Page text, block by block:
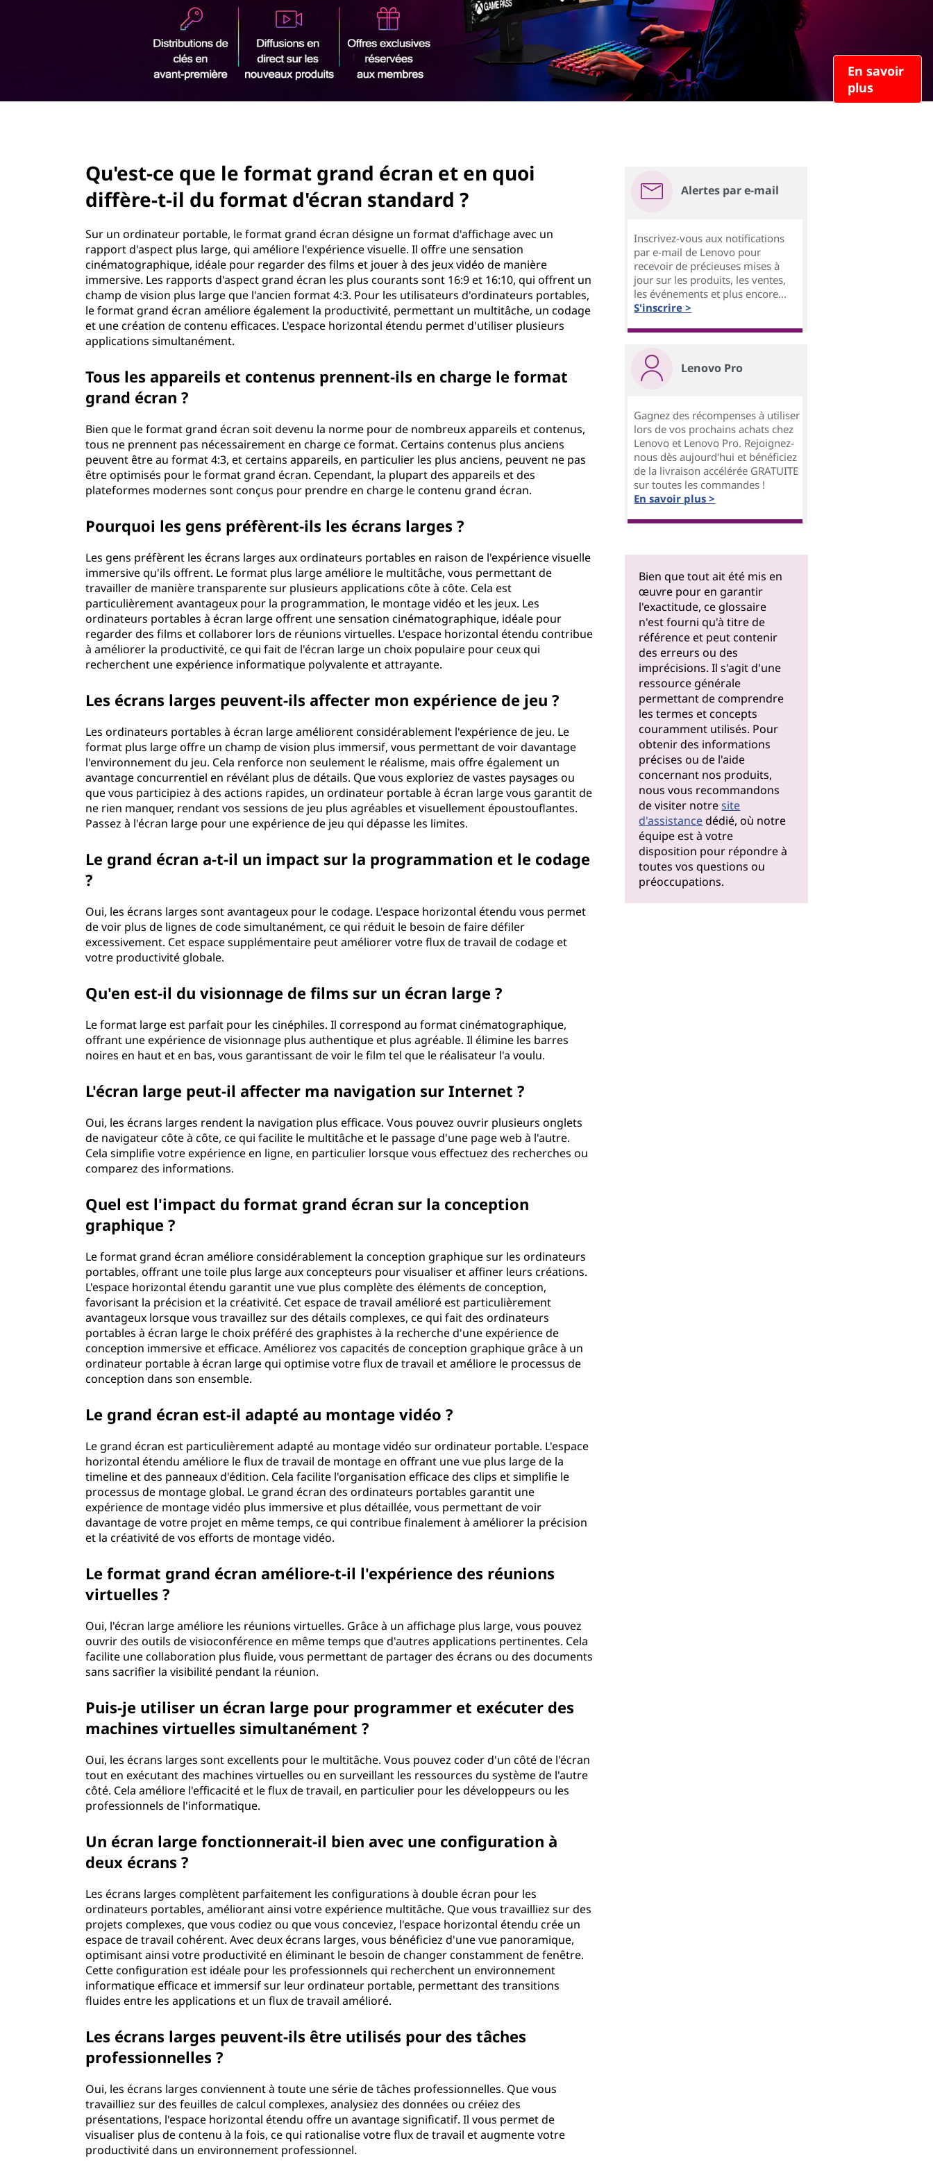
a
En savoir
plus
Qu'est-ce que le format grand écran et en quoi
diffère-t-il du format d'écran standard ?
Sur un ordinateur portable, le format grand écran désigne un format d'affichage avec un
rapport d'aspect plus large, qui améliore l'expérience visuelle. Il offre une sensation
cinématographique, idéale pour regarder des films et jouer à des jeux vidéo de manière
immersive. Les rapports d'aspect grand écran les plus courants sont 16:9 et 16:10, qui offrent un
champ de vision plus large que l'ancien format 4:3. Pour les utilisateurs d'ordinateurs portables,
le format grand écran améliore également la productivité, permettant un multitâche, un codage
et une création de contenu efficaces. L'espace horizontal étendu permet d'utiliser plusieurs
applications simultanément.
Tous les appareils et contenus prennent-ils en charge le format
grand écran ?
Bien que le format grand écran soit devenu la norme pour de nombreux appareils et contenus,
tous ne prennent pas nécessairement en charge ce format. Certains contenus plus anciens
peuvent être au format 4:3, et certains appareils, en particulier les plus anciens, peuvent ne pas
être optimisés pour le format grand écran. Cependant, la plupart des appareils et des
plateformes modernes sont conçus pour prendre en charge le contenu grand écran.
Pourquoi les gens préfèrent-ils les écrans larges ?
Les gens préfèrent les écrans larges aux ordinateurs portables en raison de l'expérience visuelle
immersive qu'ils offrent. Le format plus large améliore le multitâche, vous permettant de
travailler de manière transparente sur plusieurs applications côte à côte. Cela est
particulièrement avantageux pour la programmation, le montage vidéo et les jeux. Les
ordinateurs portables à écran large offrent une sensation cinématographique, idéale pour
regarder des films et collaborer lors de réunions virtuelles. L'espace horizontal étendu contribue
à améliorer la productivité, ce qui fait de l'écran large un choix populaire pour ceux qui
recherchent une expérience informatique polyvalente et attrayante.
Les écrans larges peuvent-ils affecter mon expérience de jeu ?
Les ordinateurs portables à écran large améliorent considérablement l'expérience de jeu. Le
format plus large offre un champ de vision plus immersif, vous permettant de voir davantage
l'environnement du jeu. Cela renforce non seulement le réalisme, mais offre également un
avantage concurrentiel en révélant plus de détails. Que vous exploriez de vastes paysages ou
que vous participiez à des actions rapides, un ordinateur portable à écran large vous garantit de
ne rien manquer, rendant vos sessions de jeu plus agréables et visuellement époustouflantes.
Passez à l'écran large pour une expérience de jeu qui dépasse les limites.
Le grand écran a-t-il un impact sur la programmation et le codage
?
Oui, les écrans larges sont avantageux pour le codage. L'espace horizontal étendu vous permet
de voir plus de lignes de code simultanément, ce qui réduit le besoin de faire défiler
excessivement. Cet espace supplémentaire peut améliorer votre flux de travail de codage et
votre productivité globale.
Qu'en est-il du visionnage de films sur un écran large ?
Le format large est parfait pour les cinéphiles. Il correspond au format cinématographique,
offrant une expérience de visionnage plus authentique et plus agréable. Il élimine les barres
noires en haut et en bas, vous garantissant de voir le film tel que le réalisateur l'a voulu.
L'écran large peut-il affecter ma navigation sur Internet ?
Oui, les écrans larges rendent la navigation plus efficace. Vous pouvez ouvrir plusieurs onglets
de navigateur côte à côte, ce qui facilite le multitâche et le passage d'une page web à l'autre.
Cela simplifie votre expérience en ligne, en particulier lorsque vous effectuez des recherches ou
comparez des informations.
Quel est l'impact du format grand écran sur la conception
graphique ?
Le format grand écran améliore considérablement la conception graphique sur les ordinateurs
portables, offrant une toile plus large aux concepteurs pour visualiser et affiner leurs créations.
L'espace horizontal étendu garantit une vue plus complète des éléments de conception,
favorisant la précision et la créativité. Cet espace de travail amélioré est particulièrement
avantageux lorsque vous travaillez sur des détails complexes, ce qui fait des ordinateurs
portables à écran large le choix préféré des graphistes à la recherche d'une expérience de
conception immersive et efficace. Améliorez vos capacités de conception graphique grâce à un
ordinateur portable à écran large qui optimise votre flux de travail et améliore le processus de
conception dans son ensemble.
Le grand écran est-il adapté au montage vidéo ?
Le grand écran est particulièrement adapté au montage vidéo sur ordinateur portable. L'espace
horizontal étendu améliore le flux de travail de montage en offrant une vue plus large de la
timeline et des panneaux d'édition. Cela facilite l'organisation efficace des clips et simplifie le
processus de montage global. Le grand écran des ordinateurs portables garantit une
expérience de montage vidéo plus immersive et plus détaillée, vous permettant de voir
davantage de votre projet en même temps, ce qui contribue finalement à améliorer la précision
et la créativité de vos efforts de montage vidéo.
Le format grand écran améliore-t-il l'expérience des réunions
virtuelles ?
Oui, l'écran large améliore les réunions virtuelles. Grâce à un affichage plus large, vous pouvez
ouvrir des outils de visioconférence en même temps que d'autres applications pertinentes. Cela
facilite une collaboration plus fluide, vous permettant de partager des écrans ou des documents
sans sacrifier la visibilité pendant la réunion.
Puis-je utiliser un écran large pour programmer et exécuter des
machines virtuelles simultanément ?
Oui, les écrans larges sont excellents pour le multitâche. Vous pouvez coder d'un côté de l'écran
tout en exécutant des machines virtuelles ou en surveillant les ressources du système de l'autre
côté. Cela améliore l'efficacité et le flux de travail, en particulier pour les développeurs ou les
professionnels de l'informatique.
Un écran large fonctionnerait-il bien avec une configuration à
deux écrans ?
Les écrans larges complètent parfaitement les configurations à double écran pour les
ordinateurs portables, améliorant ainsi votre expérience multitâche. Que vous travailliez sur des
projets complexes, que vous codiez ou que vous conceviez, l'espace horizontal étendu crée un
espace de travail cohérent. Avec deux écrans larges, vous bénéficiez d'une vue panoramique,
optimisant ainsi votre productivité en éliminant le besoin de changer constamment de fenêtre.
Cette configuration est idéale pour les professionnels qui recherchent un environnement
informatique efficace et immersif sur leur ordinateur portable, permettant des transitions
fluides entre les applications et un flux de travail amélioré.
Les écrans larges peuvent-ils être utilisés pour des tâches
professionnelles ?
Oui, les écrans larges conviennent à toute une série de tâches professionnelles. Que vous
travailliez sur des feuilles de calcul complexes, analysiez des données ou créiez des
présentations, l'espace horizontal étendu offre un avantage significatif. Il vous permet de
visualiser plus de contenu à la fois, ce qui rationalise votre flux de travail et augmente votre
productivité dans un environnement professionnel.
Alertes par e-mail
Inscrivez-vous aux notifications
par e-mail de Lenovo pour
recevoir de précieuses mises à
jour sur les produits, les ventes,
les événements et plus encore...
S'inscrire >
Lenovo Pro
Gagnez des récompenses à utiliser
lors de vos prochains achats chez
Lenovo et Lenovo Pro. Rejoignez-
nous dès aujourd'hui et bénéficiez
de la livraison accélérée GRATUITE
sur toutes les commandes !
En savoir plus >
Bien que tout ait été mis en
œuvre pour en garantir
l'exactitude, ce glossaire
n'est fourni qu'à titre de
référence et peut contenir
des erreurs ou des
imprécisions. Il s'agit d'une
ressource générale
permettant de comprendre
les termes et concepts
couramment utilisés. Pour
obtenir des informations
précises ou de l'aide
concernant nos produits,
nous vous recommandons
de visiter notresite
d'assistancedédié, où notre
équipe est à votre
disposition pour répondre à
toutes vos questions ou
préoccupations.